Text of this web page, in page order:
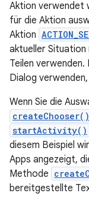
Aktion verwendet
für die Aktion
Aktion
aktueller Situation
Teilen
Dialog
Wenn Sie die
createChooser()
startActivity()
diesem Beispiel
Apps angezeigt,
Methode
bereitgestellte